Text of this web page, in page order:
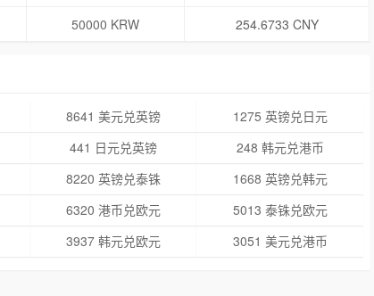
50000 KRW 254.6733 CNY
8641 美元兑英镑
1275 英镑兑日元
441 日元兑英镑
248 韩元兑港币
8220 英镑兑泰铢
1668 英镑兑韩元
6320 港币兑欧元
5013 泰铢兑欧元
3937 韩元兑欧元 3051 美元兑港币